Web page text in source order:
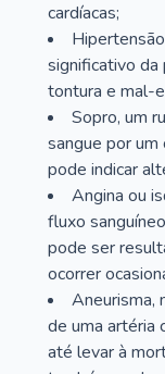
cardíacas;
significativo da
tontura e mal-
Sopro, um
sangue por um
pode indicar
Angina ou
fluxo
pode ser
ocorrer
Aneurisma,
de uma artéria
até levar à